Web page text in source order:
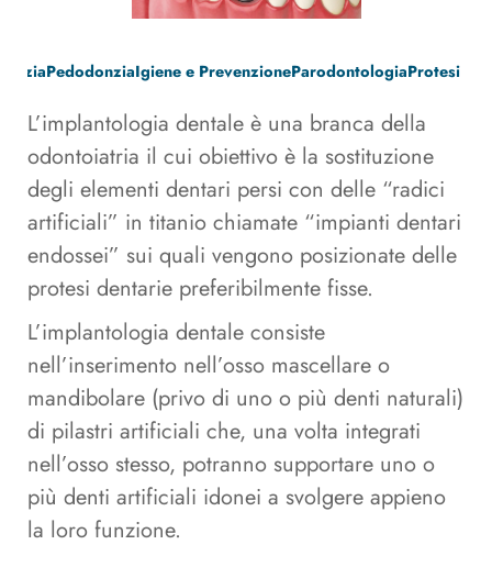
PedodonziaIgiene e PrevenzioneParodontologiaProtesi
L’implantologia dentale è una branca della
odontoiatria il cui obiettivo è la sostituzione
degli elementi dentari persi con delle “radici
artificiali” in titanio chiamate “impianti dentari
endossei” sui quali vengono posizionate delle
protesi dentarie preferibilmente fisse.
L’implantologia dentale consiste
nell’inserimento nell’osso mascellare o
mandibolare (privo di uno o più denti naturali)
di pilastri artificiali che, una volta integrati
nell’osso stesso, potranno supportare uno o
più denti artificiali idonei a svolgere appieno
la loro funzione.